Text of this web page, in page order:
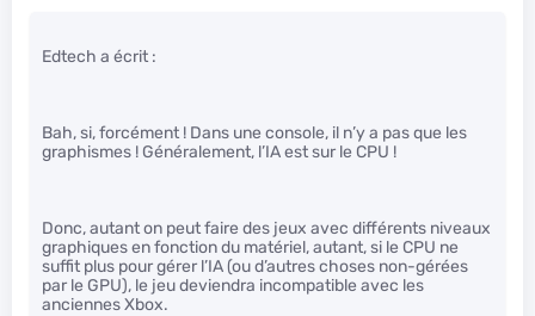
Edtech a écrit :
Bah, si, forcément ! Dans une console, il n’y a pas que les
graphismes ! Généralement, l’IA est sur le CPU !
Donc, autant on peut faire des jeux avec différents niveaux
graphiques en fonction du matériel, autant, si le CPU ne
suffit plus pour gérer l’IA (ou d’autres choses non-gérées
par le GPU), le jeu deviendra incompatible avec les
anciennes Xbox.